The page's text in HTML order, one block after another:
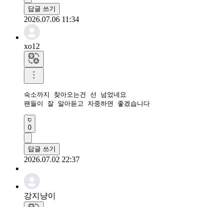
답글 쓰기
2026.07.06 11:34
xo12
숙소까지 찾아오는건 선 넘었네요
팬들이 잘 알아듣고 자중하면 좋겠습니다
0
답글 쓰기
2026.07.02 22:37
강지냥이